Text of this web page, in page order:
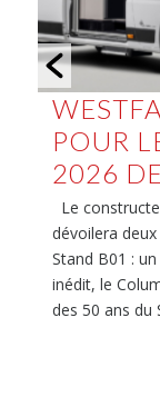
Rapido, y
dans le Hall 4,
au concept
anniversaire